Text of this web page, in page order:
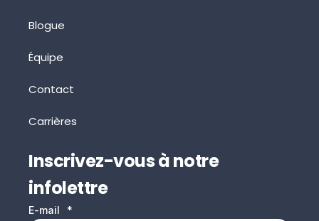
Blogue
Équipe
Contact
Carrières
Inscrivez-vous à notre
infolettre
E-mail *